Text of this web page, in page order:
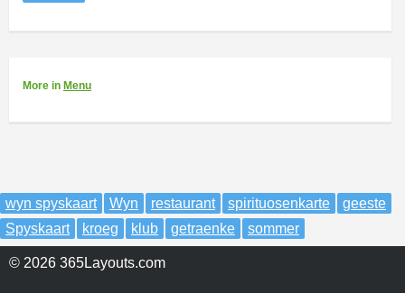
More in Menu
wyn spyskaart Wyn restaurant spirituosenkarte
geeste
Spyskaart
kroeg klub getraenke sommer
© 2026 365Layouts.com